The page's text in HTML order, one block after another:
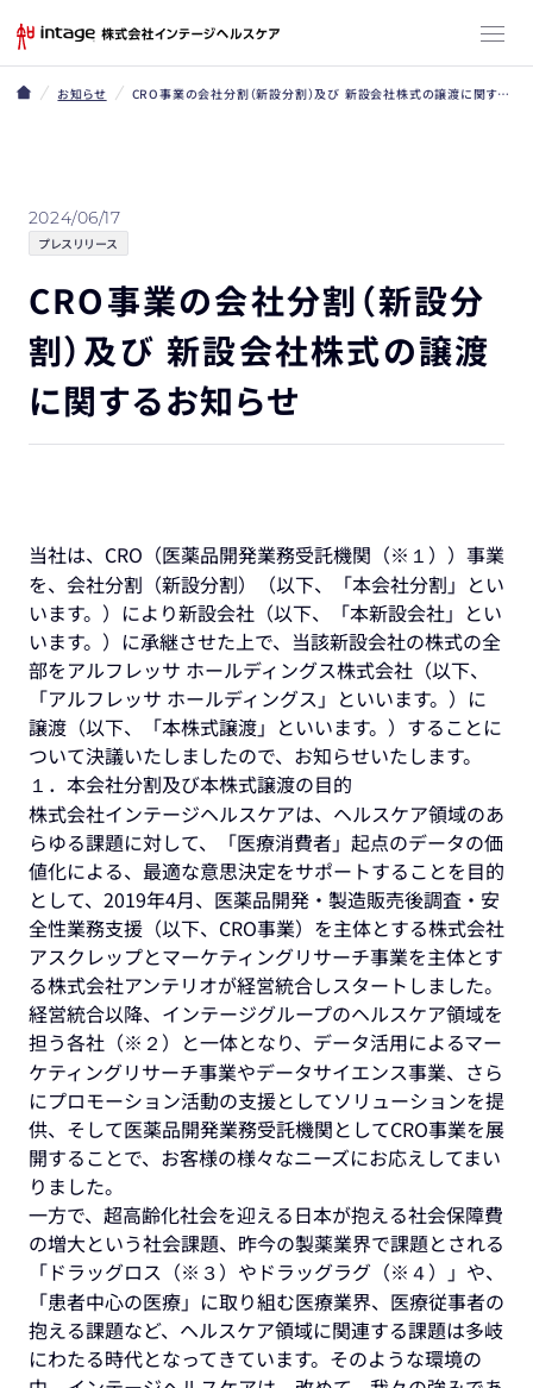
お知らせ CRO事業の会社分割（新設分割）及び 新設会社株式の譲渡に関するお知らせ
2024/06/17
プレスリリース
CRO事業の会社分割（新設分
割）及び 新設会社株式の譲渡
に関するお知らせ
当社は、CRO（医薬品開発業務受託機関（※１））事業
を、会社分割（新設分割）（以下、「本会社分割」とい
います。）により新設会社（以下、「本新設会社」とい
います。）に承継させた上で、当該新設会社の株式の全
部をアルフレッサ ホールディングス株式会社（以下、
「アルフレッサ ホールディングス」といいます。）に
譲渡（以下、「本株式譲渡」といいます。）することに
ついて決議いたしましたので、お知らせいたします。
１．本会社分割及び本株式譲渡の目的
株式会社インテージヘルスケアは、ヘルスケア領域のあ
らゆる課題に対して、「医療消費者」起点のデータの価
値化による、最適な意思決定をサポートすることを目的
として、2019年4月、医薬品開発・製造販売後調査・安
全性業務支援（以下、CRO事業）を主体とする株式会社
アスクレップとマーケティングリサーチ事業を主体とす
る株式会社アンテリオが経営統合しスタートしました。
経営統合以降、インテージグループのヘルスケア領域を
担う各社（※２）と一体となり、データ活用によるマー
ケティングリサーチ事業やデータサイエンス事業、さら
にプロモーション活動の支援としてソリューションを提
供、そして医薬品開発業務受託機関としてCRO事業を展
開することで、お客様の様々なニーズにお応えしてまい
りました。
一方で、超高齢化社会を迎える日本が抱える社会保障費
の増大という社会課題、昨今の製薬業界で課題とされる
「ドラッグロス（※３）やドラッグラグ（※４）」や、
「患者中心の医療」に取り組む医療業界、医療従事者の
抱える課題など、ヘルスケア領域に関連する課題は多岐
にわたる時代となってきています。そのような環境の